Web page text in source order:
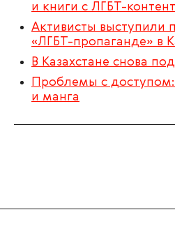
и книги с ЛГБТ-
Активисты выступили
«ЛГБТ-пропаганде» в
В Казахстане снова
Проблемы с доступом:
и манга